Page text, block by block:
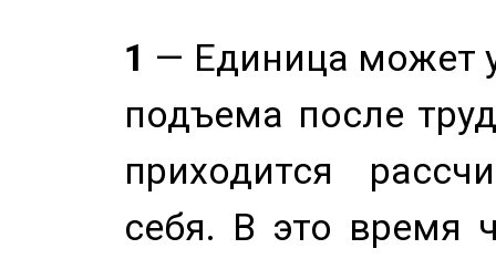
1 — Единица может
подъема после
приходится
себя. В это время